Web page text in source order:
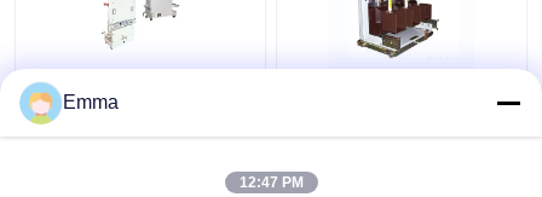
40.5KV वैक्यूम सर्किट ब्रेकर
Emma
12:47 PM